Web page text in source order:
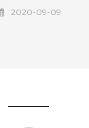
2020-09-09